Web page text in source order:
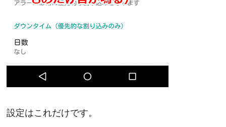
設定はこれだけです。